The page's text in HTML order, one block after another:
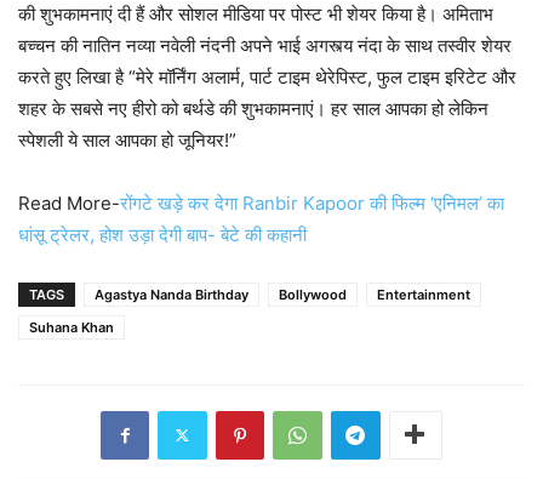
की शुभकामनाएं दी हैं और सोशल मीडिया पर पोस्ट भी शेयर किया है। अमिताभ
बच्चन की नातिन नव्या नवेली नंदनी अपने भाई अगस्त्य नंदा के साथ तस्वीर शेयर
करते हुए लिखा है “मेरे मॉर्निंग अलार्म, पार्ट टाइम थेरेपिस्ट, फुल टाइम इरिटेट और
शहर के सबसे नए हीरो को बर्थडे की शुभकामनाएं। हर साल आपका हो लेकिन
स्पेशली ये साल आपका हो जूनियर!”
Read More-रोंगटे खड़े कर देगा Ranbir Kapoor की फिल्म ‘एनिमल’ का
धांसू ट्रेलर, होश उड़ा देगी बाप- बेटे की कहानी
TAGS Agastya Nanda Birthday Bollywood
Entertainment
Suhana Khan